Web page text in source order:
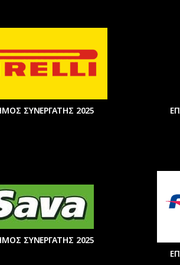
ΣΥΝΕΡΓΑΤΗΣ 2025
ΣΥΝΕΡΓΑΤΗΣ 2025